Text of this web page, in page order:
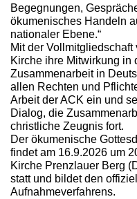
Begegnungen,
ökumenisches Handeln
nationaler Ebene.“
Mit der
Kirche ihre Mitwirkung in
Zusammenarbeit in
allen Rechten und
Arbeit der ACK ein und
Dialog, die
christliche Zeugnis fort.
Der ökumenische
findet am 16.9.2026 um
Kirche Prenzlauer Berg
statt und bildet den
Aufnahmeverfahrens.